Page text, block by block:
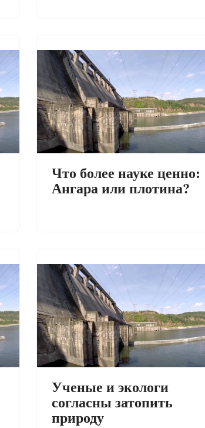
Что более науке ценно:
Ангара или плотина?
Ученые и экологи
согласны затопить
природу